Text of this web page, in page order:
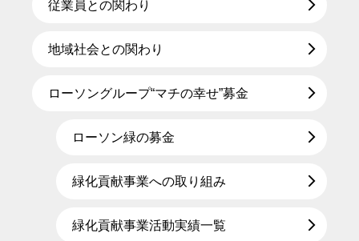
従業員との関わり
地域社会との関わり
ローソングループ“マチの幸せ”募金
ローソン緑の募金
緑化貢献事業への取り組み
緑化貢献事業活動実績一覧